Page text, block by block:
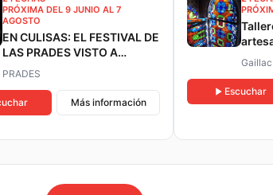
PRÓXIMA DEL 9 JUNIO AL 7
AGOSTO
EN CULISAS: EL FESTIVAL DE
LAS PRADES VISTO A
TRAVÉS DEL OBJETIVO DE
PRADES
Más información
Gaillac
Escuchar